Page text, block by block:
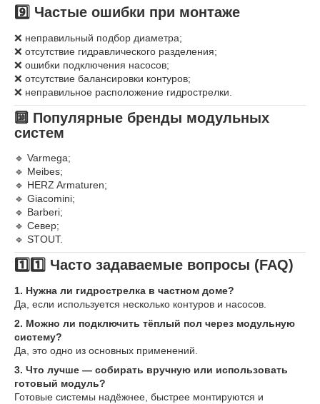
9️⃣ Частые ошибки при монтаже
❌ неправильный подбор диаметра;
❌ отсутствие гидравлического разделения;
❌ ошибки подключения насосов;
❌ отсутствие балансировки контуров;
❌ неправильное расположение гидрострелки.
🔟 Популярные бренды модульных
систем
🔹 Varmega;
🔹 Meibes;
🔹 HERZ Armaturen;
🔹 Giacomini;
🔹 Barberi;
🔹 Север;
🔹 STOUT.
1️⃣1️⃣ Часто задаваемые вопросы (FAQ)
1. Нужна ли гидрострелка в частном доме?
Да, если используется несколько контуров и насосов.
2. Можно ли подключить тёплый пол через модульную
систему?
Да, это одно из основных применений.
3. Что лучше — собирать вручную или использовать
готовый модуль?
Готовые системы надёжнее, быстрее монтируются и